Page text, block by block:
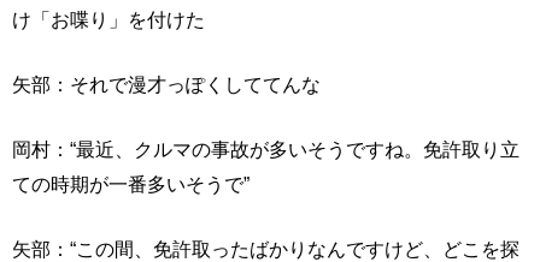
け「お喋り」を付けた
矢部：それで漫才っぽくしててんな
岡村：“最近、クルマの事故が多いそうですね。免許取り立
ての時期が一番多いそうで”
矢部：“この間、免許取ったばかりなんですけど、どこを探